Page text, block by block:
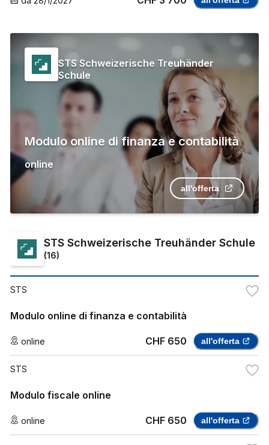
STS Schweizerische Treuhänder
Schule
Modulo online di finanza e contabilità
online
all'offerta
STS Schweizerische Treuhänder Schule
(16)
STS
Modulo online di finanza e contabilità
online CHF 650 all'offerta
STS
Modulo fiscale online
online CHF 650 all'offerta